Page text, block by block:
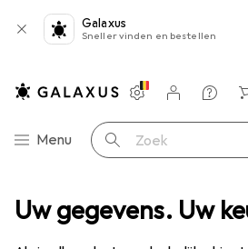
Uw gegevens. Uw
Galaxus
Sneller vinden en bestellen
Categorie navigatie
Menu Zoek op
Instellingen
Klantenaccount
Produktvergelijking
Verlanglijstje
Winkelmandje
Objectief Samyang 14mm T3.1 MK2